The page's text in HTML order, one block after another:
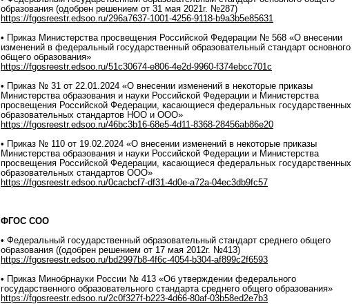
образования (одобрен решением от 31 мая 2021г. №287)
https://fgosreestr.edsoo.ru/296a7637-1001-4256-9118-b9a3b5e85631
• Приказ Министерства просвещения Российской Федерации № 568 «О внесении
изменений в федеральный государственный образовательный стандарт основного
общего образования»
https://fgosreestr.edsoo.ru/51c30674-e806-4e2d-9960-f374ebcc701c
• Приказ № 31 от 22.01.2024 «О внесении изменений в некоторые приказы
Министерства образования и науки Российской Федерации и Министерства
просвещения Российской Федерации, касающиеся федеральных государственных
образовательных стандартов НОО и ООО»
https://fgosreestr.edsoo.ru/46bc3b16-68e5-4d11-8368-28456ab86e20
• Приказ № 110 от 19.02.2024 «О внесении изменений в некоторые приказы
Министерства образования и науки Российской Федерации и Министерства
просвещения Российской Федерации, касающиеся федеральных государственных
образовательных стандартов ООО»
https://fgosreestr.edsoo.ru/0cacbcf7-df31-4d0e-a72a-04ec3db9fc57
ФГОС СОО
• Федеральный государственный образовательный стандарт среднего общего
образования ((одобрен решением от 17 мая 2012г. №413)
https://fgosreestr.edsoo.ru/bd2997b8-4f6c-4054-b304-af899c2f6593
• Приказ Минобрнауки России № 413 «Об утверждении федерального
государственного образовательного стандарта среднего общего образования»
https://fgosreestr.edsoo.ru/2c0f327f-b223-4d66-80af-03b58ed2e7b3